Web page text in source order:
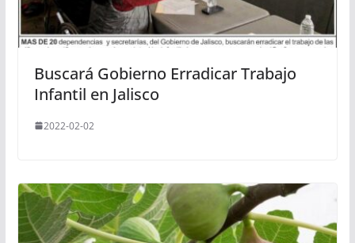
Buscará Gobierno Erradicar Trabajo
Infantil en Jalisco
2022-02-02